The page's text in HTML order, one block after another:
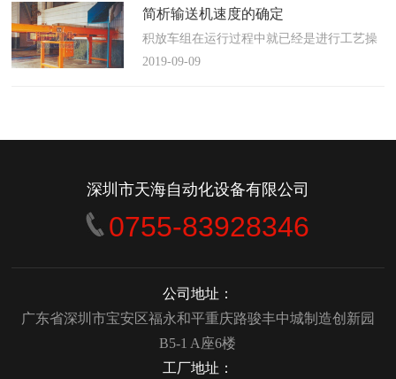
大多数流程都带有某种专有的性质，并且混
合了不同的方法、技术和操作方式，而这最
终将影响一个制造商进行有效竞争的能力。
简析输送机速度的确定
积放车组在运行过程中就已经是进行工艺操
作的区段，运行速度是由积放小车组的运行
2019-09-09
深圳市天海自动化设备有限公司
0755-83928346
公司地址：
广东省深圳市宝安区福永和平重庆路骏丰中城制造创新园
B5-1 A座6楼
工厂地址：